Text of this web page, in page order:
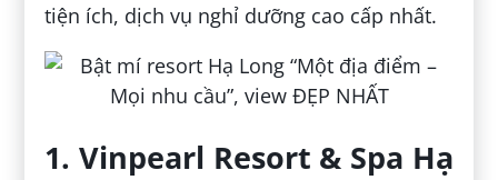
tiện ích, dịch vụ nghỉ dưỡng cao cấp nhất.
1. Vinpearl Resort & Spa Hạ